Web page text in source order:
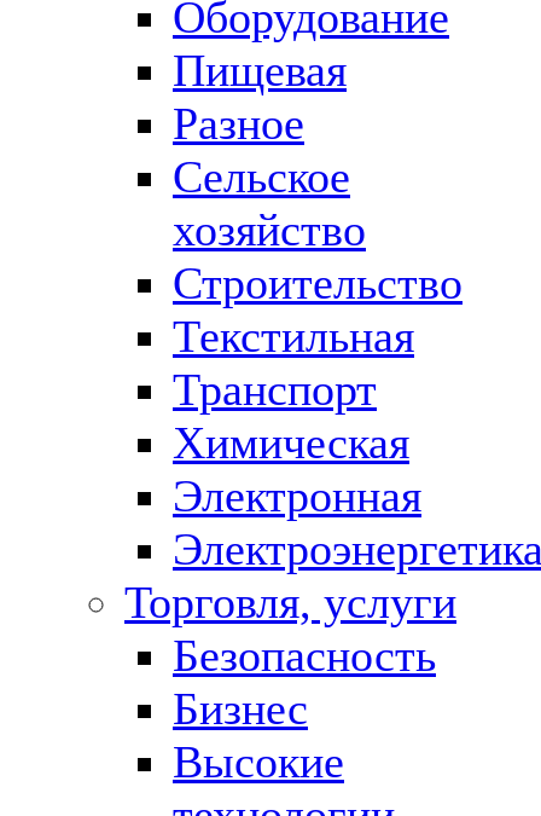
Оборудование
Пищевая
Разное
Сельское
хозяйство
Строительство
Текстильная
Транспорт
Химическая
Электронная
Торговля, услуги
Безопасность
Бизнес
Высокие